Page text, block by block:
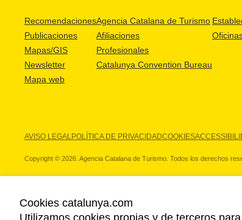
Recomendaciones
Publicaciones
Mapas/GIS
Newsletter
Mapa web
Agencia Catalana de Turismo
Afiliaciones
Profesionales
Catalunya Convention Bureau
AVISO LEGALPOLÍTICA DE PRIVACIDADCOOKIES
Copyright © 2026. Agencia Catalana de Turismo. Todos los derechos
Cookies catalunya.com
Utilizamos cookies propias y de terceros